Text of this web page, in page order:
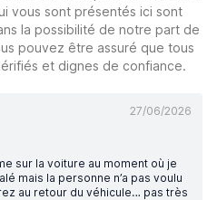
vous sont présentés ici sont
la possibilité de notre part de
pouvez être assuré que tous
et dignes de confiance.
27/06/2026
sur la voiture au moment où je
mais la personne n’a pas voulu
au retour du véhicule… pas très